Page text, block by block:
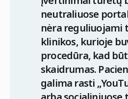
neutraliuose
nėra reguliuojami
klinikos, kurioje
procedūra, kad
skaidrumas.
galima rasti